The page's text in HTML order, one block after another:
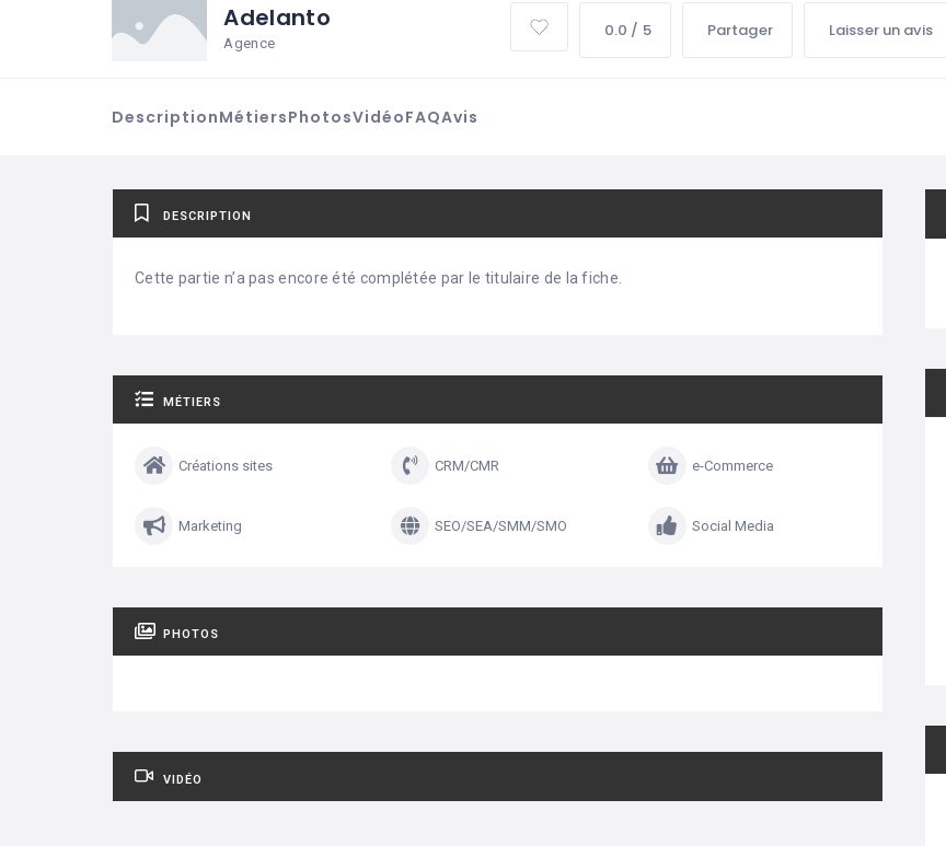
Adelanto
Agence
0.0 / 5 Partager Laisser un avis
DescriptionMétiersPhotosVidéoFAQAvis
DESCRIPTION
Cette partie n’a pas encore été complétée par le titulaire de la fiche.
MÉTIERS
Créations sites CRM/CMR e-Commerce
Marketing SEO/SEA/SMM/SMO Social Media
PHOTOS
VIDÉO